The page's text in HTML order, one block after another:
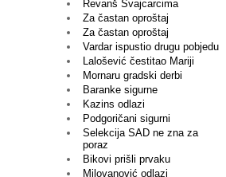
Revanš Švajcarcima
Za častan oproštaj
Za častan oproštaj
Vardar ispustio drugu pobjedu
Lalošević čestitao Mariji
Mornaru gradski derbi
Baranke sigurne
Kazins odlazi
Podgoričani sigurni
Selekcija SAD ne zna za
poraz
Bikovi prišli prvaku
Milovanović odlazi